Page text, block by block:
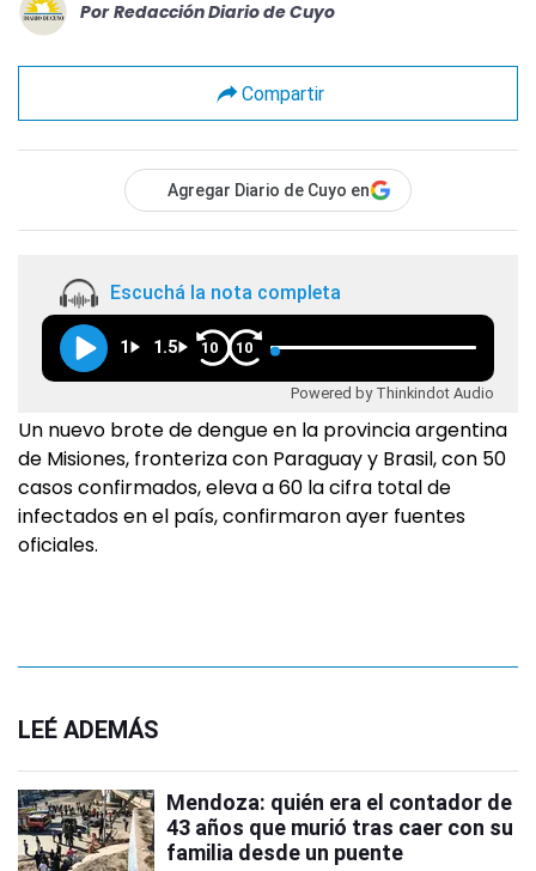
Por Redacción Diario de Cuyo
Compartir
Agregar Diario de Cuyo en
Escuchá la nota completa
1 1.5 10 10
Powered by Thinkindot Audio
Un nuevo brote de dengue en la provincia argentina
de Misiones, fronteriza con Paraguay y Brasil, con 50
casos confirmados, eleva a 60 la cifra total de
infectados en el país, confirmaron ayer fuentes
oficiales.
LEÉ ADEMÁS
Mendoza: quién era el contador de
43 años que murió tras caer con su
familia desde un puente